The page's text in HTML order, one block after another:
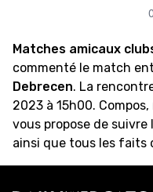
Matches amicaux
commenté le match
Debrecen. La
2023 à 15h00.
vous propose de
ainsi que tous les faits